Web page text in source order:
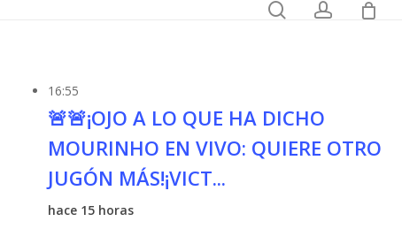
searchaccount
16:55
🚨🚨¡OJO A LO QUE HA DICHO
MOURINHO EN VIVO: QUIERE OTRO
JUGÓN MÁS!¡VICT...
hace 15 horas